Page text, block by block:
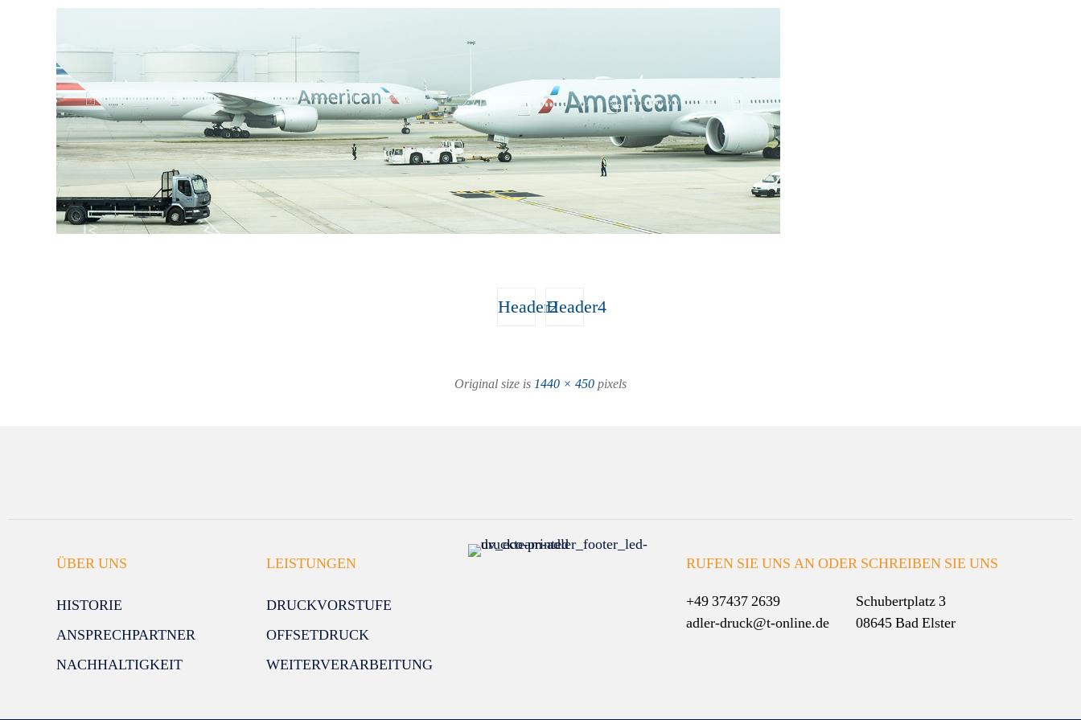
Header2Header4
Original size is 1440 × 450 pixels
ÜBER UNS
HISTORIE
ANSPRECHPARTNER
NACHHALTIGKEIT
LEISTUNGEN
DRUCKVORSTUFE
OFFSETDRUCK
WEITERVERARBEITUNG
RUFEN SIE UNS AN ODER SCHREIBEN SIE UNS
+49 37437 2639
adler-druck@t-online.de
Schubertplatz 3
08645 Bad Elster